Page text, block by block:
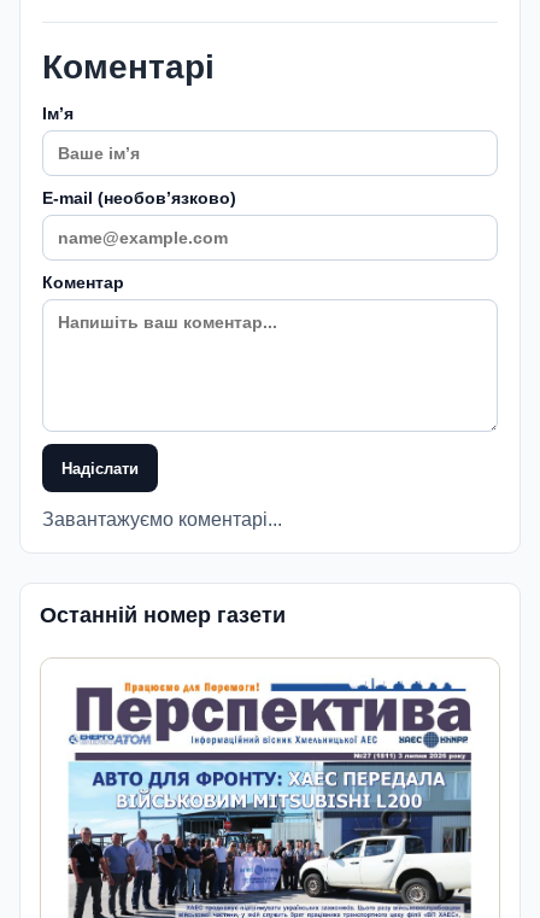
Коментарі
Імʼя
E-mail (необовʼязково)
Коментар
Надіслати
Завантажуємо коментарі...
Останній номер газети